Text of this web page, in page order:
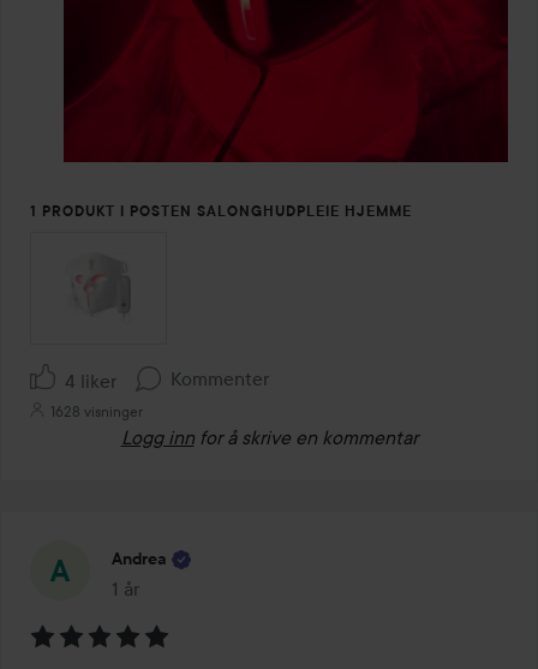
1 PRODUKT I POSTEN SALONGHUDPLEIE HJEMME
4 liker Kommenter
1628 visninger
Logg inn for å skrive en kommentar
Andrea
1 år
Innlegget ble opprettet 1 år